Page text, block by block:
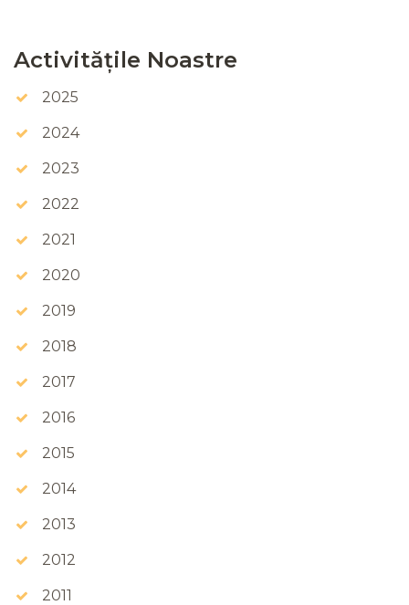
Activitățile Noastre
2025
2024
2023
2022
2021
2020
2019
2018
2017
2016
2015
2014
2013
2012
2011